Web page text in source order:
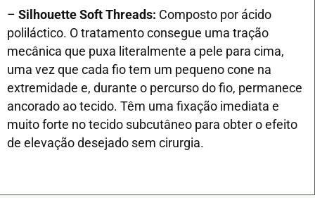
– Silhouette Soft Threads: Composto por ácido
poliláctico. O tratamento consegue uma tração
mecânica que puxa literalmente a pele para cima,
uma vez que cada fio tem um pequeno cone na
extremidade e, durante o percurso do fio, permanece
ancorado ao tecido. Têm uma fixação imediata e
muito forte no tecido subcutâneo para obter o efeito
de elevação desejado sem cirurgia.